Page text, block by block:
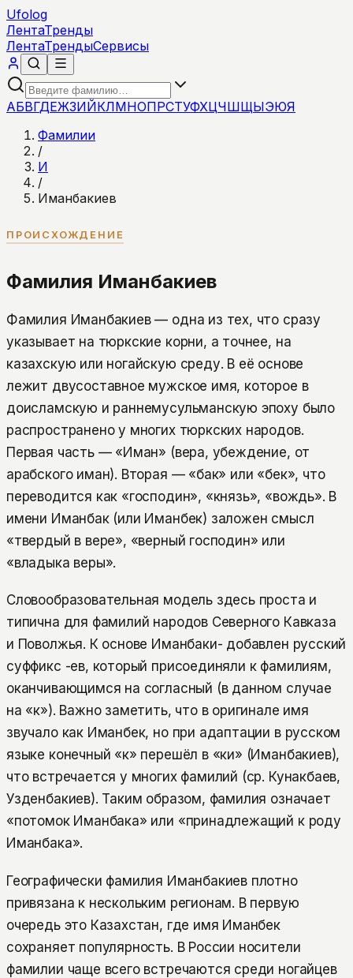
Ufolog
ЛентаТренды
ЛентаТрендыСервисы
АБВГДЕЖЗИЙКЛМНОПРСТУФХЦЧШЩЫЭЮЯ
Фамилии
/
И
/
Иманбакиев
ПРОИСХОЖДЕНИЕ
Фамилия Иманбакиев
Фамилия Иманбакиев — одна из тех, что сразу
указывает на тюркские корни, а точнее, на
казахскую или ногайскую среду. В её основе
лежит двусоставное мужское имя, которое в
доисламскую и раннемусульманскую эпоху было
распространено у многих тюркских народов.
Первая часть — «Иман» (вера, убеждение, от
арабского иман). Вторая — «бак» или «бек», что
переводится как «господин», «князь», «вождь». В
имени Иманбак (или Иманбек) заложен смысл
«твердый в вере», «верный господин» или
«владыка веры».
Словообразовательная модель здесь проста и
типична для фамилий народов Северного Кавказа
и Поволжья. К основе Иманбаки- добавлен русский
суффикс -ев, который присоединяли к фамилиям,
оканчивающимся на согласный (в данном случае
на «к»). Важно заметить, что в оригинале имя
звучало как Иманбек, но при адаптации в русском
языке конечный «к» перешёл в «ки» (Иманбакиев),
что встречается у многих фамилий (ср. Кунакбаев,
Узденбакиев). Таким образом, фамилия означает
«потомок Иманбака» или «принадлежащий к роду
Иманбака».
Географически фамилия Иманбакиев плотно
привязана к нескольким регионам. В первую
очередь это Казахстан, где имя Иманбек
сохраняет популярность. В России носители
фамилии чаще всего встречаются среди ногайцев